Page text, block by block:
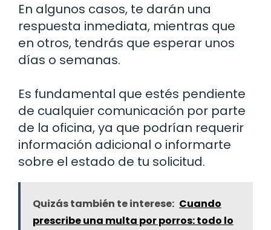
En algunos casos, te darán una
respuesta inmediata, mientras que
en otros, tendrás que esperar unos
días o semanas.
Es fundamental que estés pendiente
de cualquier comunicación por parte
de la oficina, ya que podrían requerir
información adicional o informarte
sobre el estado de tu solicitud.
Quizás también te interese: Cuando
prescribe una multa por porros: todo lo